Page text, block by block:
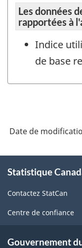
Les données
rapportées à
Indice
de base
Date de
propos
ce
site
Statistique
Contactez StatCan
Centre de confiance
Gouvernement